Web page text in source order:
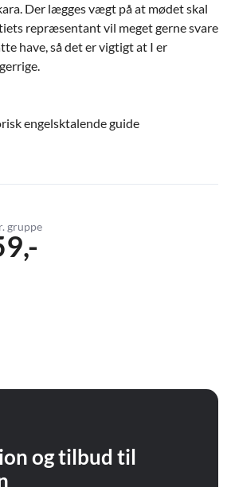
Der lægges vægt på at mødet skal
repræsentant vil meget gerne svare
have, så det er vigtigt at I er
engelsktalende guide
gruppe
og tilbud til